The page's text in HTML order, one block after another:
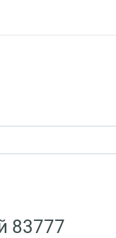
83777